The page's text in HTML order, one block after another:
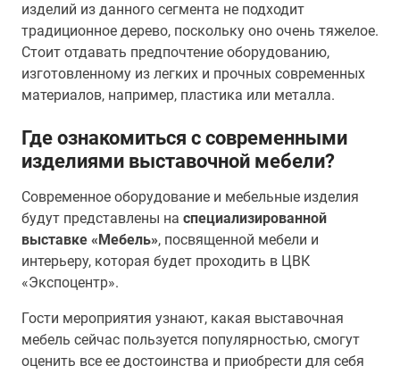
изделий из данного сегмента не подходит
традиционное дерево, поскольку оно очень тяжелое.
Стоит отдавать предпочтение оборудованию,
изготовленному из легких и прочных современных
материалов, например, пластика или металла.
Где ознакомиться с современными
изделиями выставочной мебели?
Современное оборудование и мебельные изделия
будут представлены на специализированной
выставке «Мебель», посвященной мебели и
интерьеру, которая будет проходить в ЦВК
«Экспоцентр».
Гости мероприятия узнают, какая выставочная
мебель сейчас пользуется популярностью, смогут
оценить все ее достоинства и приобрести для себя